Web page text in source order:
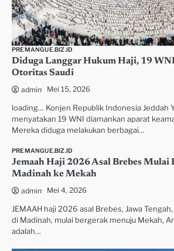
PREMANGUE.BIZ.ID
Diduga Langgar Hukum Haji, 19
Otoritas Saudi
admin Mei 15, 2026
loading… Konjen Republik Indonesia Jeddah
menyatakan 19 WNI diamankan aparat
Mereka diduga melakukan berbagai…
PREMANGUE.BIZ.ID
Jemaah Haji 2026 Asal Brebes Mulai
Madinah ke Mekah
admin Mei 4, 2026
JEMAAH haji 2026 asal Brebes, Jawa
di Madinah, mulai bergerak menuju Mekah,
adalah…